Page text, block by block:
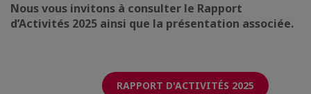
Nous vous invitons à consulter le Rapport
d’Activités 2025 ainsi que la présentation associée.
RAPPORT D'ACTIVITÉS 2025